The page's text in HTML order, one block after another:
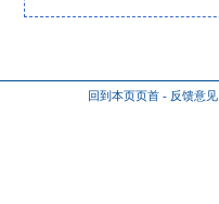
回到本页页首 - 反馈意见